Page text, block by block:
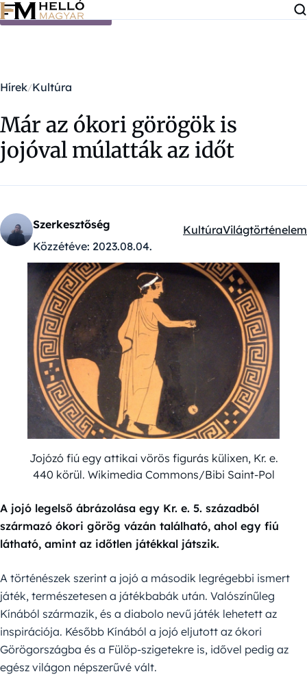
Ugrás a tartalomra
Hírek Kultúra
Már az ókori görögök is
jojóval múlatták az időt
Szerkesztőség
Közzétéve: 2023.08.04.
Kategóriák:
KultúraVilágtörténelem
Jojózó fiú egy attikai vörös figurás külixen, Kr. e.
440 körül. Wikimedia Commons/Bibi Saint-Pol
A jojó legelső ábrázolása egy Kr. e. 5. századból
származó ókori görög vázán található, ahol egy fiú
látható, amint az időtlen játékkal játszik.
A történészek szerint a jojó a második legrégebbi ismert
játék, természetesen a játékbabák után. Valószínűleg
Kínából származik, és a diabolo nevű játék lehetett az
inspirációja. Később Kínából a jojó eljutott az ókori
Görögországba és a Fülöp-szigetekre is, idővel pedig az
egész világon népszerűvé vált.